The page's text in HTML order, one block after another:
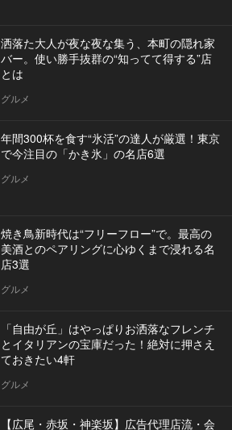
洒落た大人が夜な夜な集う、本町の隠れ家
バー。使い勝手抜群の“知ってて得する”店
とは
グルメ
年間300杯を食す“氷活”の達人が厳選！東京
で今注目の「かき氷」の名店6選
グルメ
焼き鳥新時代は“フリーフロー”で。最高の
美酒とのペアリングに心ゆくまで浸れる名
店3選
グルメ
「自由が丘」はやっぱりお洒落なフレンチ
とイタリアンの宝庫だった！絶対に押さえ
ておきたい4軒
グルメ
【広尾・赤坂・神楽坂】広告代理店流・会